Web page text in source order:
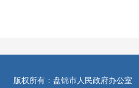
版权所有：盘锦市人民政府办公室